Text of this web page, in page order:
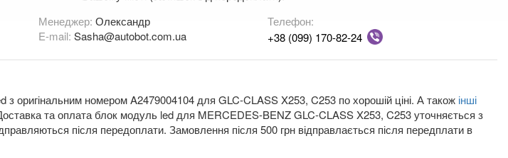
Менеджер: Олександр
E-mail: Sasha@autobot.com.ua
Телефон:
+38 (099) 170-82-24
оригінальним номером A2479004104 для GLC-CLASS X253, C253 по хорошій ціні. А також інші
та оплата блок модуль led для MERCEDES-BENZ GLC-CLASS X253, C253 уточняється з
після передоплати. Замовлення після 500 грн відправлається після передплати в